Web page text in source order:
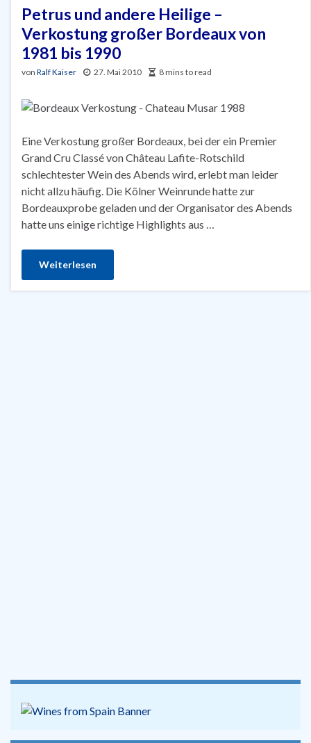
Petrus und andere Heilige –
Verkostung großer Bordeaux von
1981 bis 1990
von Ralf Kaiser 27. Mai 2010 8 mins to read
Eine Verkostung großer Bordeaux, bei der ein Premier
Grand Cru Classé von Château Lafite-Rotschild
schlechtester Wein des Abends wird, erlebt man leider
nicht allzu häufig. Die Kölner Weinrunde hatte zur
Bordeauxprobe geladen und der Organisator des Abends
hatte uns einige richtige Highlights aus …
Weiterlesen